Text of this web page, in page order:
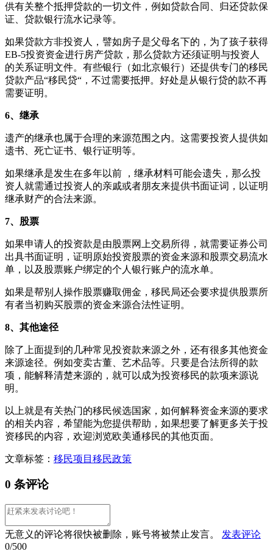
供有关整个抵押贷款的一切文件，例如贷款合同、归还贷款保
证、贷款银行流水记录等。
如果贷款方非投资人，譬如房子是父母名下的，为了孩子获得
EB-5投资资金进行房产贷款，那么贷款方还须证明与投资人
的关系证明文件。有些银行（如北京银行）还提供专门的移民
贷款产品“移民贷“，不过需要抵押。好处是从银行贷的款不再
需要证明。
6、继承
遗产的继承也属于合理的来源范围之内。这需要投资人提供如
遗书、死亡证书、银行证明等。
如果继承是发生在多年以前 ，继承材料可能会遗失，那么投
资人就需通过投资人的亲戚或者朋友来提供书面证词，以证明
继承财产的合法来源。
7、股票
如果申请人的投资款是由股票网上交易所得，就需要证券公司
出具书面证明，证明原始投资股票的资金来源和股票交易流水
单，以及股票账户绑定的个人银行账户的流水单。
如果是帮别人操作股票赚取佣金，移民局还会要求提供股票所
有者当初购买股票的资金来源合法性证明。
8、其他途径
除了上面提到的几种常见投资款来源之外，还有很多其他资金
来源途径。例如变卖古董、艺术品等。只要是合法所得的款
项，能解释清楚来源的，就可以成为投资移民的款项来源说
明。
以上就是有关热门的移民候选国家，如何解释资金来源的要求
的相关内容，希望能为您提供帮助，如果想要了解更多关于投
资移民的内容，欢迎浏览欧美通移民的其他页面。
文章标签： 移民项目 移民政策
0 条评论
无意义的评论将很快被删除，账号将被禁止发言。
发表评论
0/500